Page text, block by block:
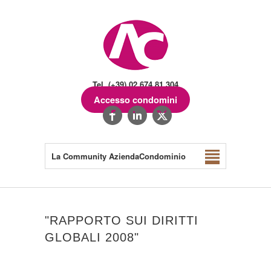
Tel. (+39) 02.674.81.304
Accesso condomini
La Community AziendaCondominio
"RAPPORTO SUI DIRITTI
GLOBALI 2008"